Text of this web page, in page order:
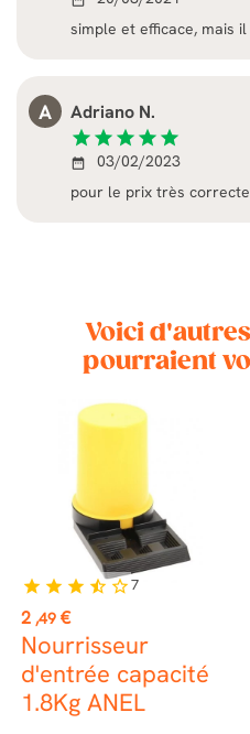
simple et efficace, mais
A Adriano N.
star star star star star
date_range
03/02/2023
pour le prix très
Voici
pourraient
Prix
2 ,49 €
Nourrisseur
d'entrée capacité
1.8Kg ANEL
star star star star_half star_border7